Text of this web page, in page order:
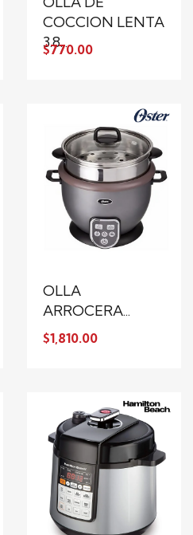
COCCION LENTA
3.8...
$770.00
OLLA
ARROCERA...
$1,810.00